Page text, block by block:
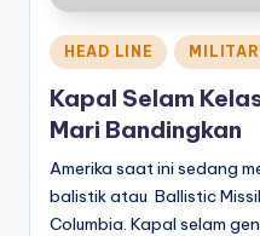
Posted
in
HEAD LINE
Kapal Selam
Mari Bandingkan
Amerika saat ini sedang
balistik atau Ballistic
Columbia. Kapal selam